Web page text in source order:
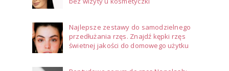
Najlepsze zestawy do samodzielnego
przedłużania rzęs. Znajdź kępki rzęs
świetnej jakości do domowego użytku